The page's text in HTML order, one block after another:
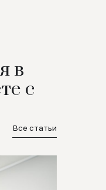
в
с
Все статьи